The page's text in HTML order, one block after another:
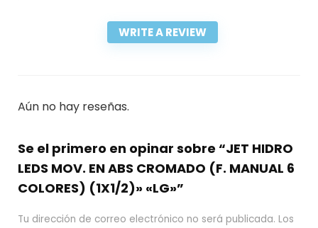
WRITE A REVIEW
Aún no hay reseñas.
Se el primero en opinar sobre “JET HIDRO
LEDS MOV. EN ABS CROMADO (F. MANUAL 6
COLORES) (1X1/2)» «LG»”
Tu dirección de correo electrónico no será publicada. Los